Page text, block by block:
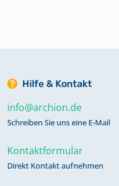
Hilfe & Kontakt
info@archion.de
Schreiben Sie uns eine E-Mail
Kontaktformular
Direkt Kontakt aufnehmen